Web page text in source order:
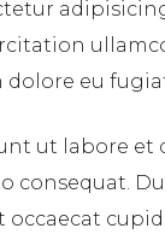
dolore eu
ut labore et
consequat.